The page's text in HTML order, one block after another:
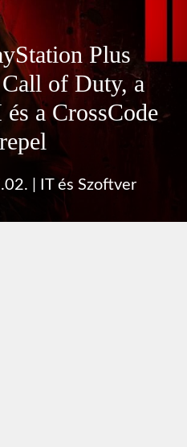
Plus
of Duty, a
a CrossCode
IT és Szoftver